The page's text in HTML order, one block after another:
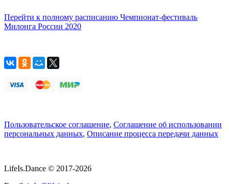
Перейти к полному расписанию Чемпионат-фестиваль
Милонга России 2020
Пользовательское соглашение, Соглашение об использовании
персональных данных, Описание процесса передачи данных
LifeIs.Dance © 2017-2026